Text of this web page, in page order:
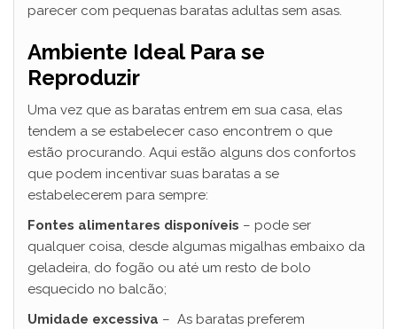
parecer com pequenas baratas adultas sem asas.
Ambiente Ideal Para se
Reproduzir
Uma vez que as baratas entrem em sua casa, elas
tendem a se estabelecer caso encontrem o que
estão procurando. Aqui estão alguns dos confortos
que podem incentivar suas baratas a se
estabelecerem para sempre:
Fontes alimentares disponíveis – pode ser
qualquer coisa, desde algumas migalhas embaixo da
geladeira, do fogão ou até um resto de bolo
esquecido no balcão;
Umidade excessiva – As baratas preferem